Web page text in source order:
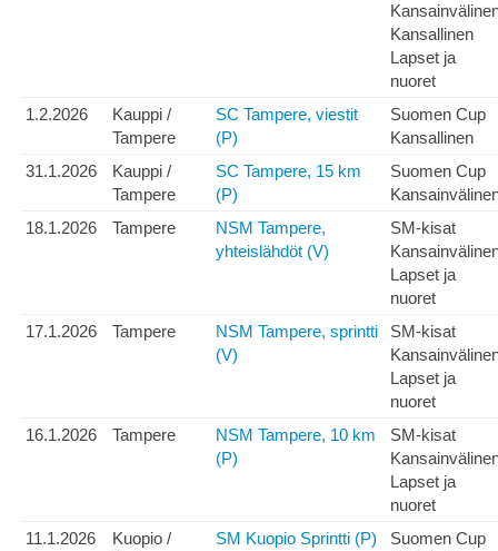
Kansallinen
Lapset ja
nuoret
1.2.2026
Kauppi /
Tampere
SC Tampere, viestit
(P)
Suomen Cup
Kansallinen
31.1.2026
Kauppi /
Tampere
SC Tampere, 15 km
(P)
Suomen Cup
18.1.2026
Tampere
NSM Tampere,
yhteislähdöt (V)
SM-kisat
Lapset ja
nuoret
17.1.2026
Tampere
NSM Tampere, sprintti
(V)
SM-kisat
Lapset ja
nuoret
16.1.2026
Tampere
NSM Tampere, 10 km
(P)
SM-kisat
Lapset ja
nuoret
11.1.2026
Kuopio /
SM Kuopio Sprintti (P)
Suomen Cup